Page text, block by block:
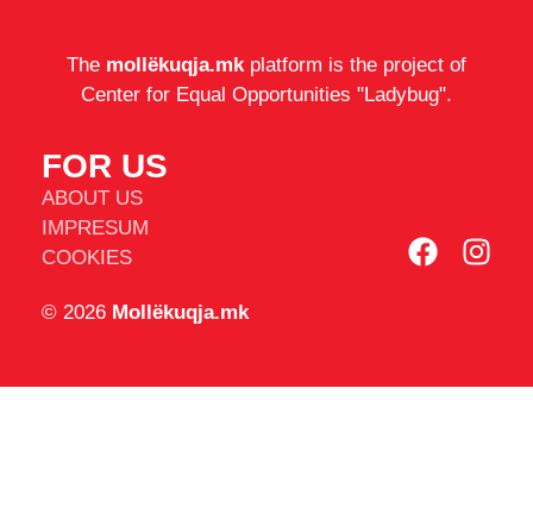
The mollëkuqja.mkplatform is the project of
Center for Equal Opportunities "Ladybug".
FOR US
ABOUT US
IMPRESUM
COOKIES
© 2026 Mollëkuqja.mk